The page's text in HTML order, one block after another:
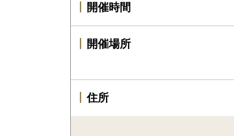
開催時間
開催場所
住所